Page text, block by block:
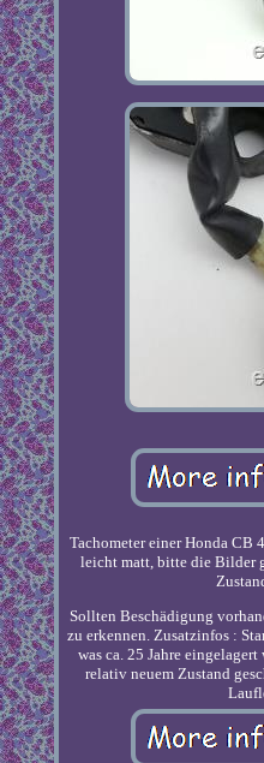
Tachometer einer Honda CB
leicht matt, bitte die Bilder
Sollten Beschädigung
zu erkennen. Zusatzinfos :
was ca. 25 Jahre
relativ neuem Zustand